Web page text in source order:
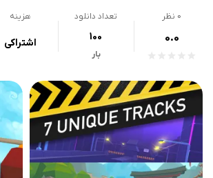
0 نظر
0.0
تعداد دانلود
100
بار
هزینه
اشتراکی